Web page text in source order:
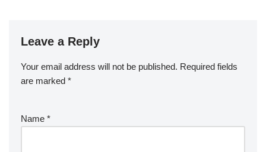
Leave a Reply
Your email address will not be published. Required fields
are marked *
Name *